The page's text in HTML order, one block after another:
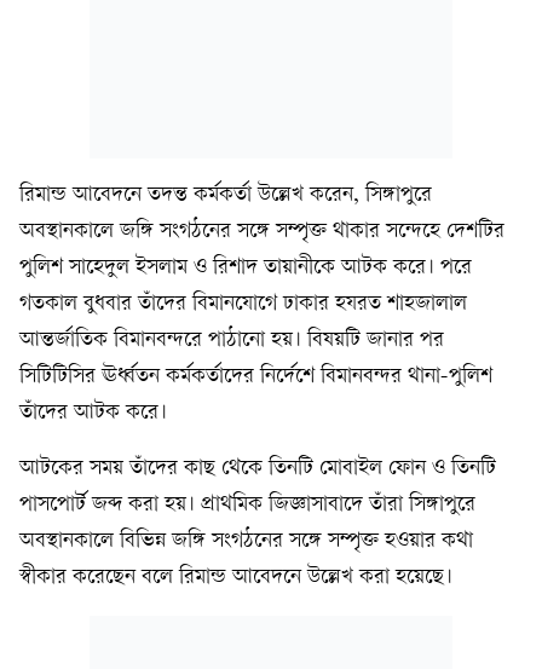
রিমান্ড আবেদনে তদন্ত কর্মকর্তা উল্লেখ করেন, সিঙ্গাপুরে
অবস্থানকালে জঙ্গি সংগঠনের সঙ্গে সম্পৃক্ত থাকার সন্দেহে দেশটির
পুলিশ সাহেদুল ইসলাম ও রিশাদ তায়ানীকে আটক করে। পরে
গতকাল বুধবার তাঁদের বিমানযোগে ঢাকার হযরত শাহজালাল
আন্তর্জাতিক বিমানবন্দরে পাঠানো হয়। বিষয়টি জানার পর
সিটিটিসির ঊর্ধ্বতন কর্মকর্তাদের নির্দেশে বিমানবন্দর থানা-পুলিশ
তাঁদের আটক করে।
আটকের সময় তাঁদের কাছ থেকে তিনটি মোবাইল ফোন ও তিনটি
পাসপোর্ট জব্দ করা হয়। প্রাথমিক জিজ্ঞাসাবাদে তাঁরা সিঙ্গাপুরে
অবস্থানকালে বিভিন্ন জঙ্গি সংগঠনের সঙ্গে সম্পৃক্ত হওয়ার কথা
স্বীকার করেছেন বলে রিমান্ড আবেদনে উল্লেখ করা হয়েছে।